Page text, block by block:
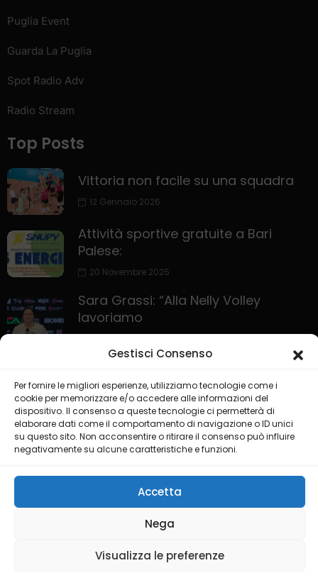
Gestisci Consenso
Per fornire le migliori esperienze, utilizziamo tecnologie come i
cookie per memorizzare e/o accedere alle informazioni del
dispositivo. Il consenso a queste tecnologie ci permetterà di
elaborare dati come il comportamento di navigazione o ID unici
su questo sito. Non acconsentire o ritirare il consenso può influire
negativamente su alcune caratteristiche e funzioni.
Accetta
Nega
Visualizza le preferenze
Puglia Event
Guarda La Puglia
Spot Radio Adv
Radio Stream
Top Posts
Vittoria non facile su una squadra
12 Gennaio 2026
Attività sportive gratuite a Bari
Palese:
20 Novembre 2025
Sara Grassi: “Alla Nelly Volley
lavoriamo
LIVE CHANNEL
di Dimonte Francesco